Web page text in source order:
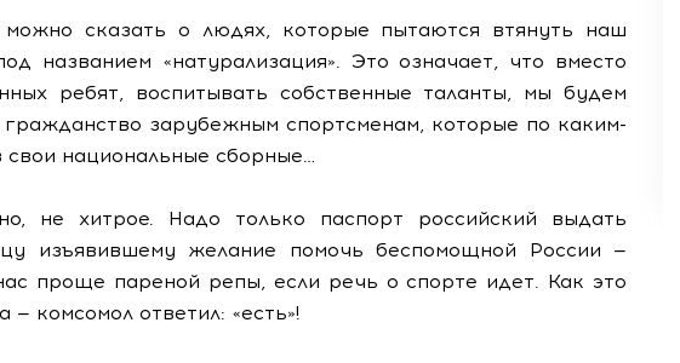
сказать о людях, которые пытаются втянуть наш
названием «натурализация». Это означает, что вместо
ребят, воспитывать собственные таланты, мы будем
гражданство зарубежным спортсменам, которые по каким-
национальные сборные…
не хитрое. Надо только паспорт российский выдать
изъявившему желание помочь беспомощной России —
проще пареной репы, если речь о спорте идет. Как это
комсомол ответил: «есть»!